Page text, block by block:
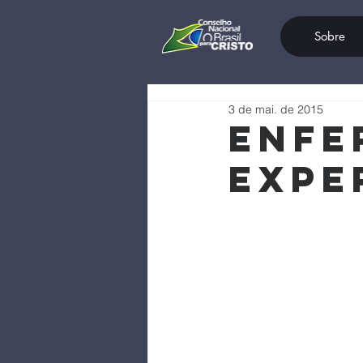
Sobre
3 de mai. de 2015